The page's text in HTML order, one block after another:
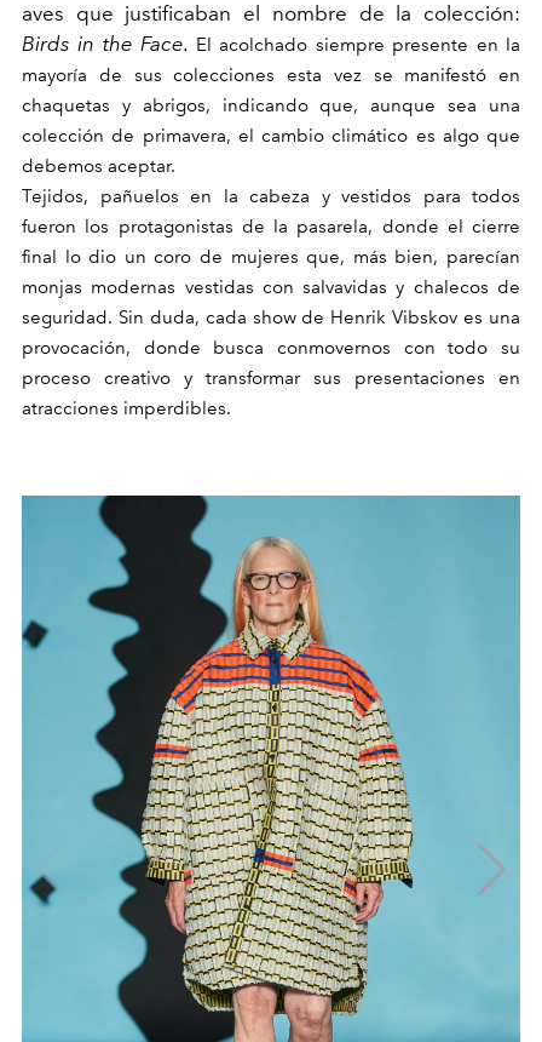
aves que justificaban el nombre de la colección:
Birds in the Face. El acolchado siempre presente en la
mayoría de sus colecciones esta vez se manifestó en
chaquetas y abrigos, indicando que, aunque sea una
colección de primavera, el cambio climático es algo que
debemos aceptar.
Tejidos, pañuelos en la cabeza y vestidos para todos
fueron los protagonistas de la pasarela, donde el cierre
final lo dio un coro de mujeres que, más bien, parecían
monjas modernas vestidas con salvavidas y chalecos de
seguridad. Sin duda, cada show de Henrik Vibskov es una
provocación, donde busca conmovernos con todo su
proceso creativo y transformar sus presentaciones en
atracciones imperdibles.